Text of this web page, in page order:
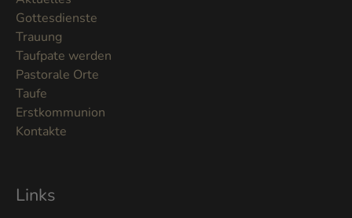
Gottesdienste
Trauung
Taufpate werden
Pastorale Orte
Taufe
Erstkommunion
Kontakte
Links